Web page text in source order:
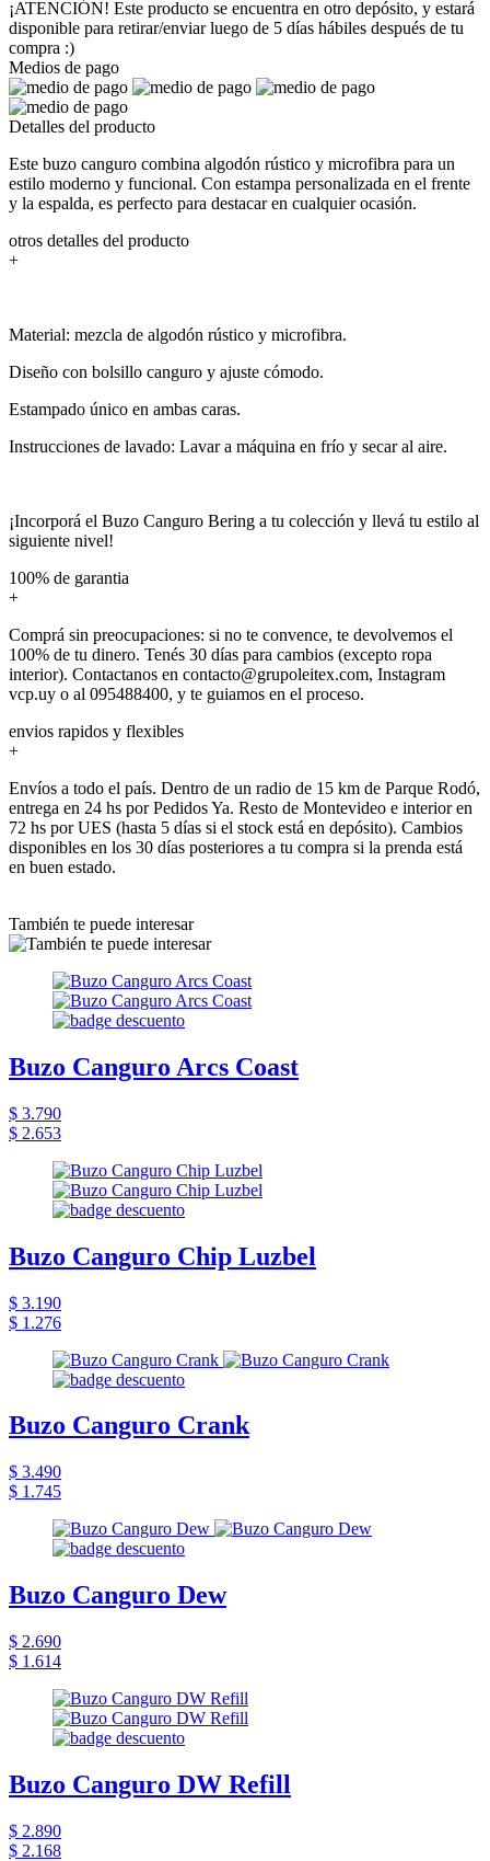
¡ATENCIÓN! Este producto se encuentra en otro depósito, y estará
disponible para retirar/enviar luego de 5 días hábiles después de tu
compra :)
Medios de pago
Detalles del producto
Este buzo canguro combina algodón rústico y microfibra para un
estilo moderno y funcional. Con estampa personalizada en el frente
y la espalda, es perfecto para destacar en cualquier ocasión.
otros detalles del producto
+
Material: mezcla de algodón rústico y microfibra.
Diseño con bolsillo canguro y ajuste cómodo.
Estampado único en ambas caras.
Instrucciones de lavado: Lavar a máquina en frío y secar al aire.
¡Incorporá el Buzo Canguro Bering a tu colección y llevá tu estilo al
siguiente nivel!
100% de garantia
+
Comprá sin preocupaciones: si no te convence, te devolvemos el
100% de tu dinero. Tenés 30 días para cambios (excepto ropa
interior). Contactanos en contacto@grupoleitex.com, Instagram
vcp.uy o al 095488400, y te guiamos en el proceso.
envios rapidos y flexibles
+
Envíos a todo el país. Dentro de un radio de 15 km de Parque Rodó,
entrega en 24 hs por Pedidos Ya. Resto de Montevideo e interior en
72 hs por UES (hasta 5 días si el stock está en depósito). Cambios
disponibles en los 30 días posteriores a tu compra si la prenda está
en buen estado.
También te puede interesar
Buzo Canguro Arcs Coast
$ 3.790
$ 2.653
Buzo Canguro Chip Luzbel
$ 3.190
$ 1.276
Buzo Canguro Crank
$ 3.490
$ 1.745
Buzo Canguro Dew
$ 2.690
$ 1.614
Buzo Canguro DW Refill
$ 2.890
$ 2.168